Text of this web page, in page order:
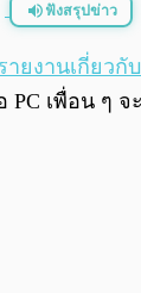
ฟังสรุปข่าว
ายงานเกี่ยวกั
PC เพื่อน ๆ